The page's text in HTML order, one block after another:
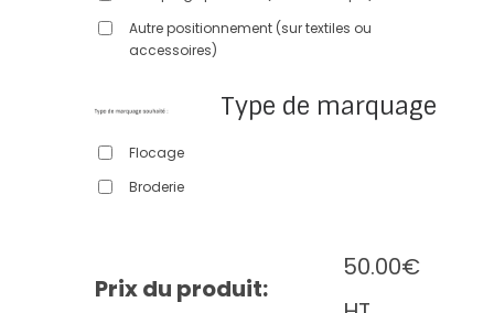
Autre positionnement (sur textiles ou
accessoires)
Type de marquage
Flocage
Broderie
Prix du produit:
50.00€